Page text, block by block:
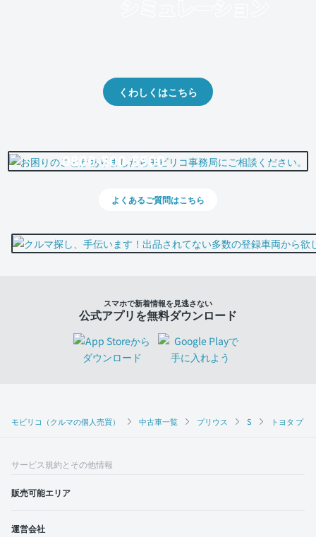
モビリコ（クルマの個人売買） 中古車一覧 プリウス S トヨタ プ
くわしくはこちら
0800-500-5500
よくあるご質問はこちら
スマホで新着情報を見逃さない
公式アプリを無料ダウンロード
サービス規約とその他情報
販売可能エリア
運営会社